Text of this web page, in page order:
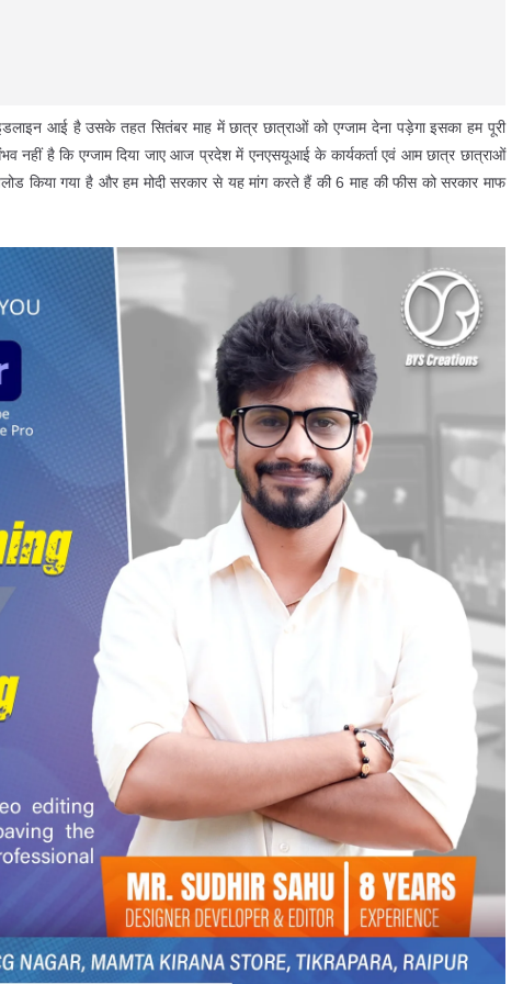
आई है उसके तहत सितंबर माह में छात्र छात्राओं को एग्जाम देना पड़ेगा इसका हम पूरी
नहीं है कि एग्जाम दिया जाए आज प्रदेश में एनएसयूआई के कार्यकर्ता एवं आम छात्र छात्राओं
किया गया है और हम मोदी सरकार से यह मांग करते हैं की 6 माह की फीस को सरकार माफ